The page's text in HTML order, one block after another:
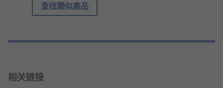
查找類似產品
相关链接